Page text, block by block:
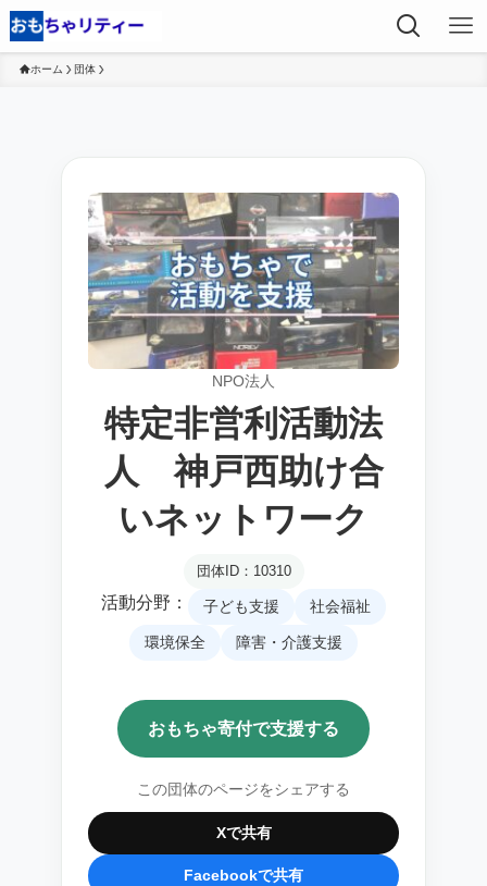
ホーム 団体
NPO法人
特定非営利活動法
人 神戸西助け合
いネットワーク
団体ID：10310
活動分野： 子ども支援 社会福祉
環境保全 障害・介護支援
おもちゃ寄付で支援する
この団体のページをシェアする
Xで共有
Facebookで共有